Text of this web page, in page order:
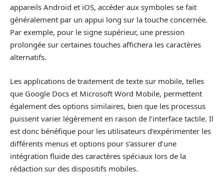
appareils Android et iOS, accéder aux symboles se fait
généralement par un appui long sur la touche concernée.
Par exemple, pour le signe supérieur, une pression
prolongée sur certaines touches affichera les caractères
alternatifs.
Les applications de traitement de texte sur mobile, telles
que Google Docs et Microsoft Word Mobile, permettent
également des options similaires, bien que les processus
puissent varier légèrement en raison de l’interface tactile. Il
est donc bénéfique pour les utilisateurs d’expérimenter les
différents menus et options pour s’assurer d’une
intégration fluide des caractères spéciaux lors de la
rédaction sur des dispositifs mobiles.